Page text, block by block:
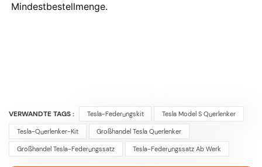
Mindestbestellmenge.
VERWANDTE TAGS : Tesla-Federungskit Tesla Model S Querlenker
Tesla-Querlenker-Kit Großhandel Tesla Querlenker
Großhandel Tesla-Federungssatz Tesla-Federungssatz Ab Werk